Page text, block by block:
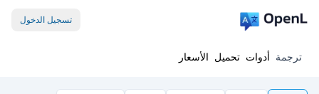
تسجيل الدخول
ترجمة أدوات تحميل الأسعار